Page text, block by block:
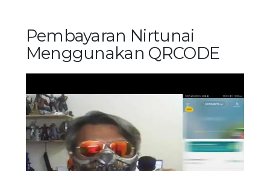
Pembayaran Nirtunai
Menggunakan QRCODE